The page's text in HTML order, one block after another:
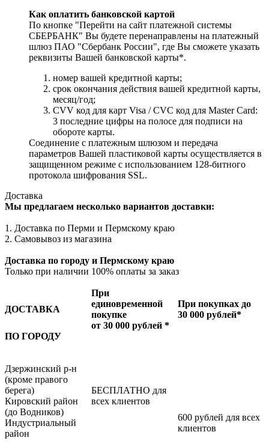
Как оплатить банковской картой
По кнопке "Перейти на сайт платежной системы
СБЕРБАНК" Вы будете перенаправлены на платежный
шлюз ПАО "Сбербанк России", где Вы сможете указать
реквизиты Вашей банковской карты*.
номер вашей кредитной карты;
cрок окончания действия вашей кредитной карты,
месяц/год;
CVV код для карт Visa / CVC код для Master Card:
3 последние цифры на полосе для подписи на
обороте карты.
Соединение с платежным шлюзом и передача
параметров Вашей пластиковой карты осуществляется в
защищенном режиме с использованием 128-битного
протокола шифрования SSL.
Доставка
Мы предлагаем несколько вариантов доставки:
1. Доставка по Перми и Пермскому краю
2. Самовывоз из магазина
Доставка по городу и Пермскому краю
Только при наличии 100% оплаты за заказ
ДОСТАВКА
При
единовременной
покупке
от 30 000 рублей *
При покупках до
30 000 рублей*
ПО ГОРОДУ
Дзержинский р-н
(кроме правого
берега)
Кировский район
(до Водников)
Индустриальный
район
БЕСПЛАТНО для
всех клиентов
600 рублей для всех
клиентов